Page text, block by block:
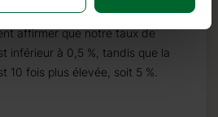
affirmer que notre taux de
inférieur à 0,5 %, tandis que la
10 fois plus élevée, soit 5 %.